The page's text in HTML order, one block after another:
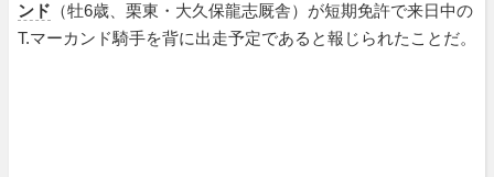
ンド （牡6歳、栗東・大久保龍志厩舎）が短期免許で来日中の
T.マーカンド騎手を背に出走予定であると報じられたことだ。